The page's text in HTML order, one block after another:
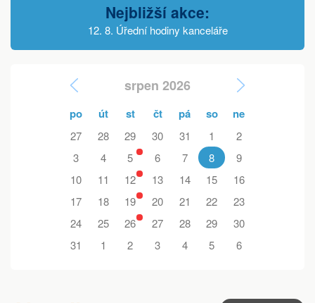
Nejbližší akce:
12. 8. Úřední hodiny kanceláře
srpen 2026
po út st čt pá so ne
27 28 29 30 31 1
2
3
4 5 6 7 8
9
10
11 12 13 14 15
16
17
18 19 20 21 22
23
24
25 26 27 28 29
30
31
1 2 3 4 5 6